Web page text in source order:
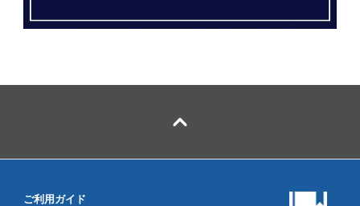
ご利用ガイド